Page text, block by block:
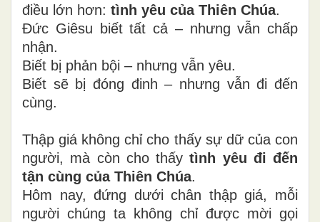
điều lớn hơn: tình yêu của Thiên Chúa.
Đức Giêsu biết tất cả – nhưng vẫn chấp
nhận.
Biết bị phản bội – nhưng vẫn yêu.
Biết sẽ bị đóng đinh – nhưng vẫn đi đến
cùng.
Thập giá không chỉ cho thấy sự dữ của con
người, mà còn cho thấytình yêu đi đến
tận cùng của Thiên Chúa.
Hôm nay, đứng dưới chân thập giá, mỗi
người chúng ta không chỉ được mời gọi